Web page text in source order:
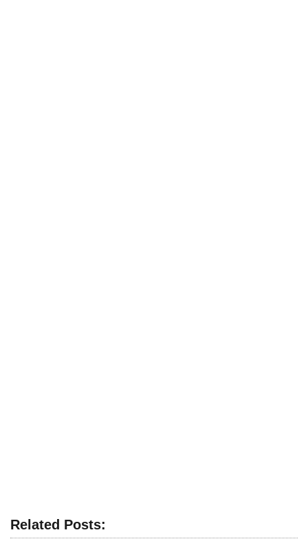
Related Posts: